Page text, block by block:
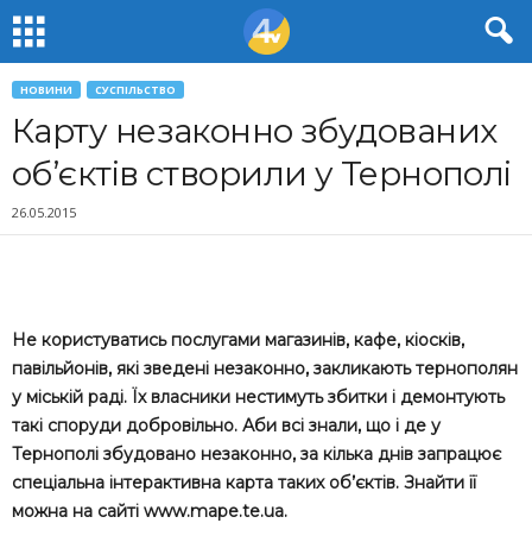
НОВИНИ СУСПІЛЬСТВО
Карту незаконно збудованих
об’єктів створили у Тернополі
26.05.2015
Не користуватись послугами магазинів, кафе, кіосків,
павільйонів, які зведені незаконно, закликають тернополян
у міській раді. Їх власники нестимуть збитки і демонтують
такі споруди добровільно. Аби всі знали, що і де у
Тернополі збудовано незаконно, за кілька днів запрацює
спеціальна інтерактивна карта таких об’єктів. Знайти її
можна на сайті www.mape.te.ua.